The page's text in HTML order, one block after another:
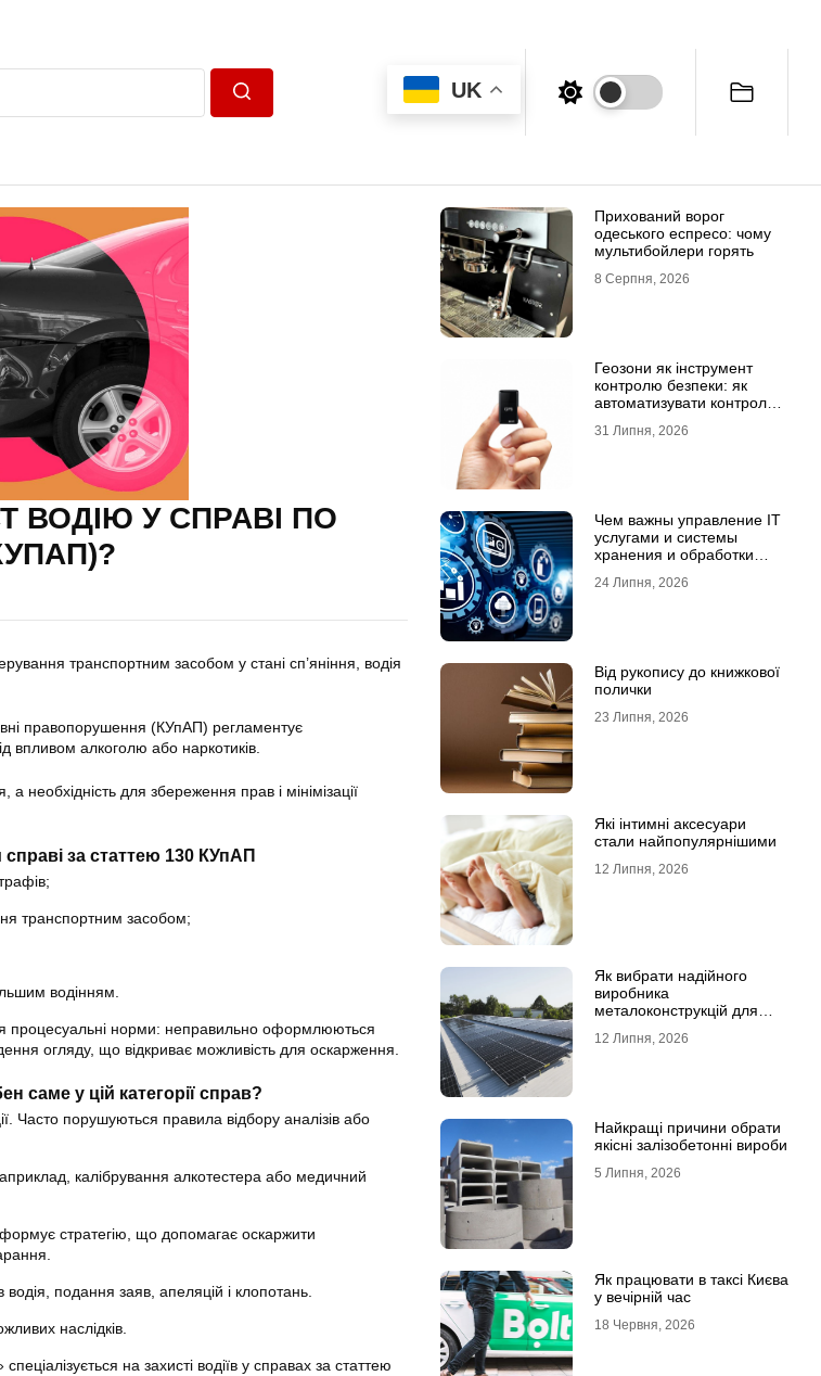
UK
ВОДІЮ У СПРАВІ ПО
транспортним засобом у стані сп’яніння, водія
правопорушення (КУпАП) регламентує
впливом алкоголю або наркотиків.
необхідність для збереження прав і мінімізації
за статтею 130 КУпАП
транспортним засобом;
водінням.
процесуальні норми: неправильно оформлюються
огляду, що відкриває можливість для оскарження.
саме у цій категорії справ?
Часто порушуються правила відбору аналізів або
калібрування алкотестера або медичний
формує стратегію, що допомагає оскаржити
водія, подання заяв, апеляцій і клопотань.
наслідків.
на захисті водіїв у справах за статтею
Прихований ворог
одеського еспресо: чому
мультибойлери горять
8 Серпня, 2026
Геозони як інструмент
контролю безпеки: як
автоматизувати контроль
31 Липня, 2026
Чем важны управление IT
услугами и системы
хранения и обработки
24 Липня, 2026
Від рукопису до книжкової
полички
23 Липня, 2026
Які інтимні аксесуари
стали найпопулярнішими
12 Липня, 2026
Як вибрати надійного
виробника
металоконструкцій для
12 Липня, 2026
Найкращі причини обрати
якісні залізобетонні вироби
5 Липня, 2026
Як працювати в таксі Києва
у вечірній час
18 Червня, 2026